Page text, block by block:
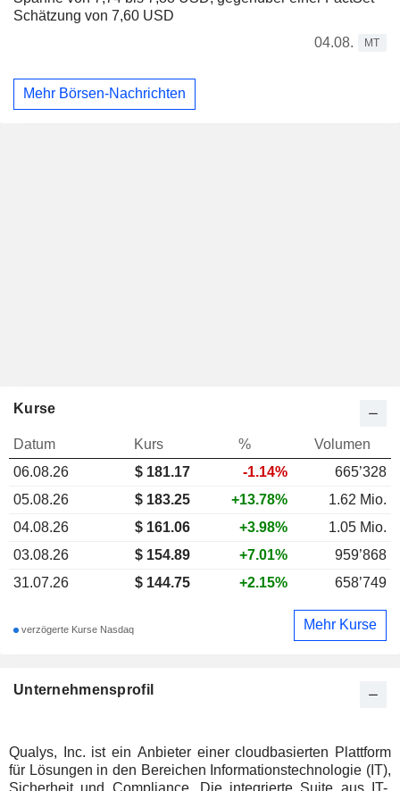
Schätzung von 7,60 USD
04.08.
MT
Mehr Börsen-Nachrichten
Unternehmensprofil
Qualys, Inc. ist ein Anbieter einer cloudbasierten Plattform
für Lösungen in den Bereichen Informationstechnologie (IT),
Sicherheit und Compliance. Die integrierte Suite aus IT-,
Kurse
Datum Kurs %
Volumen
06.08.26
$ 181.17 -1.14%
665’328
05.08.26
$ 183.25 +13.78%
1.62 Mio.
04.08.26
$ 161.06 +3.98%
1.05 Mio.
03.08.26
$ 154.89 +7.01%
959’868
31.07.26
$ 144.75 +2.15% 658’749
verzögerte Kurse Nasdaq Mehr Kurse